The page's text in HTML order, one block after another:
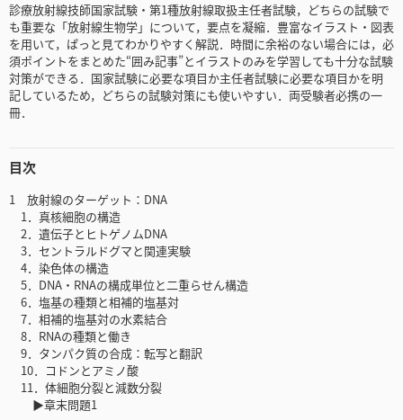
診療放射線技師国家試験・第1種放射線取扱主任者試験，どちらの試験で
も重要な「放射線生物学」について，要点を凝縮．豊富なイラスト・図表
を用いて，ぱっと見てわかりやすく解説．時間に余裕のない場合には，必
須ポイントをまとめた“囲み記事”とイラストのみを学習しても十分な試験
対策ができる．国家試験に必要な項目か主任者試験に必要な項目かを明
記しているため，どちらの試験対策にも使いやすい．両受験者必携の一
冊．
目次
1 放射線のターゲット：DNA
1．真核細胞の構造
2．遺伝子とヒトゲノムDNA
3．セントラルドグマと関連実験
4．染色体の構造
5．DNA・RNAの構成単位と二重らせん構造
6．塩基の種類と相補的塩基対
7．相補的塩基対の水素結合
8．RNAの種類と働き
9．タンパク質の合成：転写と翻訳
10．コドンとアミノ酸
11．体細胞分裂と減数分裂
▶章末問題1